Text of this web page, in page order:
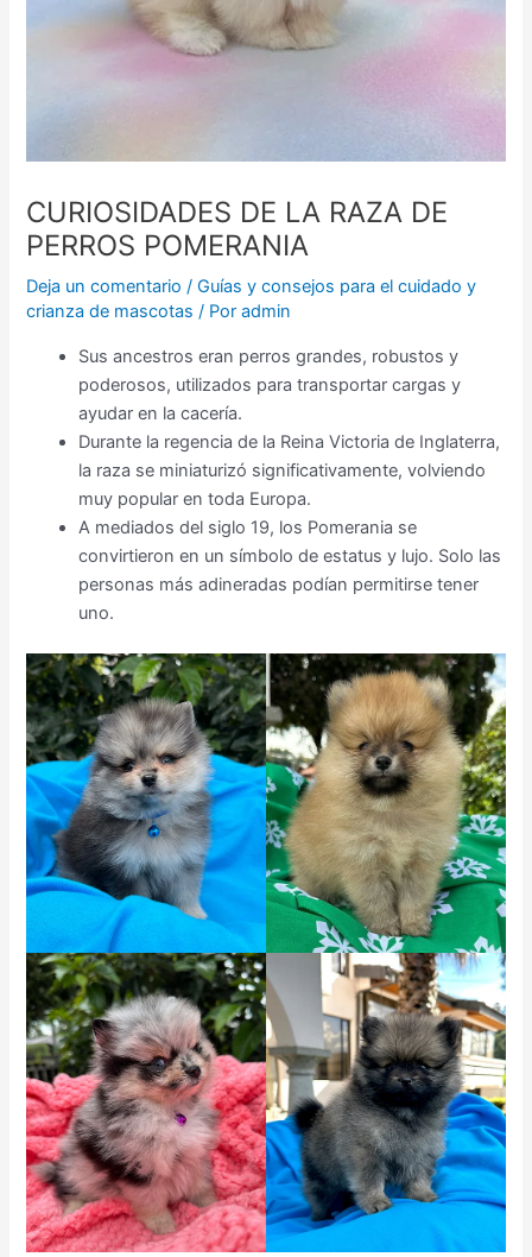
CURIOSIDADES DE LA RAZA DE
PERROS POMERANIA
Deja un comentario /Guías y consejos para el cuidado y
crianza de mascotas / Poradmin
Sus ancestros eran perros grandes, robustos y
poderosos, utilizados para transportar cargas y
ayudar en la cacería.
Durante la regencia de la Reina Victoria de Inglaterra,
la raza se miniaturizó significativamente, volviendo
muy popular en toda Europa.
A mediados del siglo 19, los Pomerania se
convirtieron en un símbolo de estatus y lujo. Solo las
personas más adineradas podían permitirse tener
uno.